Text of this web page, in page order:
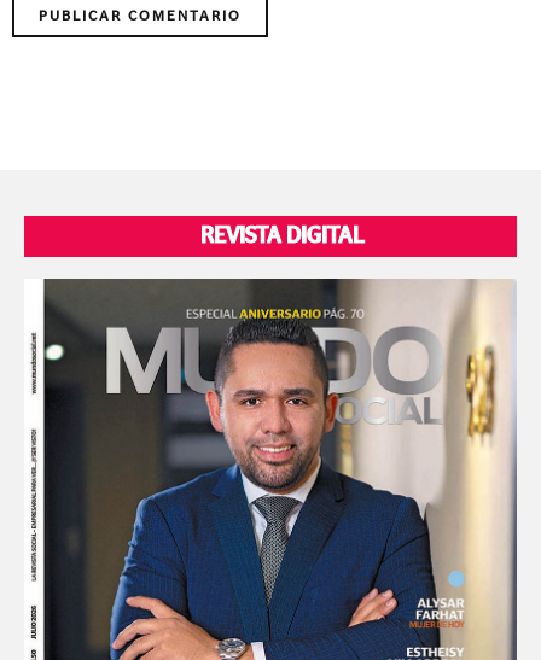
REVISTA DIGITAL